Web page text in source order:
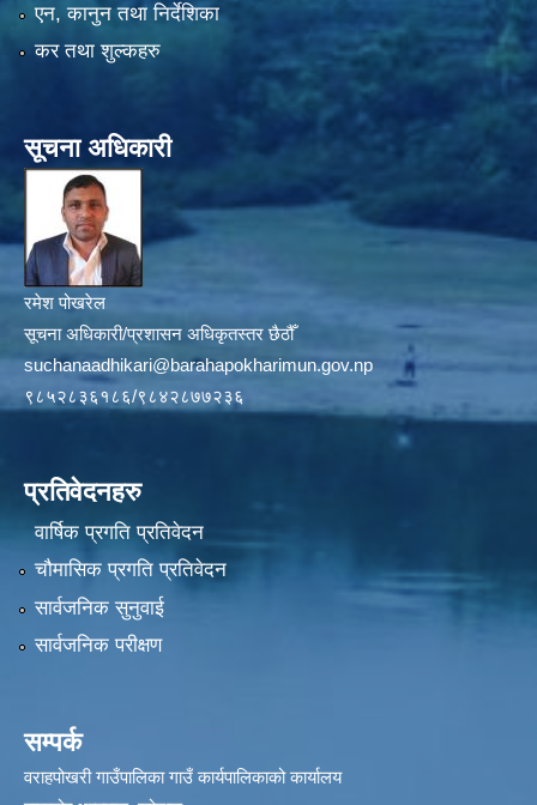
एन, कानुन तथा निर्देशिका
कर तथा शुल्कहरु
सूचना अधिकारी
रमेश पोखरेल
सूचना अधिकारी/प्रशासन अधिकृतस्तर छैठौँ
suchanaadhikari@barahapokharimun.gov.np
९८५२८३६१८६/९८४२८७७२३६
प्रतिवेदनहरु
वार्षिक प्रगति प्रतिवेदन
चौमासिक प्रगति प्रतिवेदन
सार्वजनिक सुनुवाई
सार्वजनिक परीक्षण
सम्पर्क
वराहपोखरी गाउँपालिका गाउँ कार्यपालिकाको कार्यालय